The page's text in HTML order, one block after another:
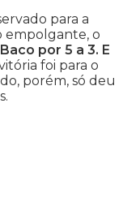
para a
empolgante, o
por 5 a 3. E
foi para o
porém, só deu